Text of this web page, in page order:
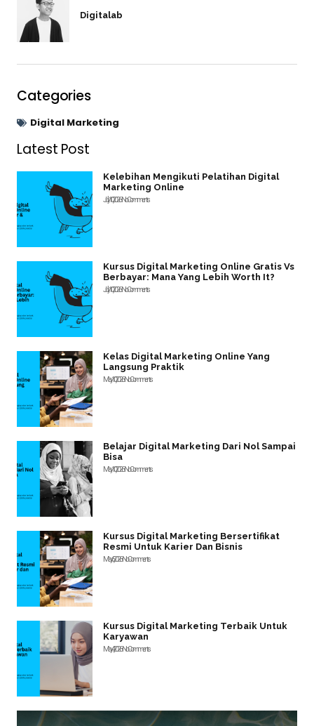
Digitalab
Categories
Digital Marketing
Latest Post
Kelebihan Mengikuti Pelatihan Digital
Marketing Online
July 10, 2026No Comments
Kursus Digital Marketing Online Gratis Vs
Berbayar: Mana Yang Lebih Worth It?
July 10, 2026No Comments
Kelas Digital Marketing Online Yang
Langsung Praktik
May 10, 2026No Comments
Belajar Digital Marketing Dari Nol Sampai
Bisa
May 10, 2026No Comments
Kursus Digital Marketing Bersertifikat
Resmi Untuk Karier Dan Bisnis
May 6, 2026No Comments
Kursus Digital Marketing Terbaik Untuk
Karyawan
May 4, 2026No Comments